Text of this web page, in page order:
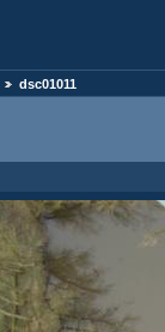
dsc01011